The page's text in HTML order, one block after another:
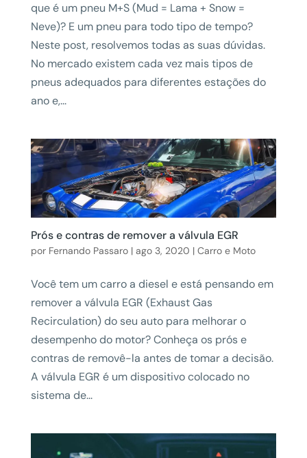
que é um pneu M+S (Mud = Lama + Snow =
Neve)? E um pneu para todo tipo de tempo?
Neste post, resolvemos todas as suas dúvidas.
No mercado existem cada vez mais tipos de
pneus adequados para diferentes estações do
ano e,...
Prós e contras de remover a válvula EGR
por Fernando Passaro| ago 3, 2020 | Carro e Moto
Você tem um carro a diesel e está pensando em
remover a válvula EGR (Exhaust Gas
Recirculation) do seu auto para melhorar o
desempenho do motor? Conheça os prós e
contras de removê-la antes de tomar a decisão.
A válvula EGR é um dispositivo colocado no
sistema de...